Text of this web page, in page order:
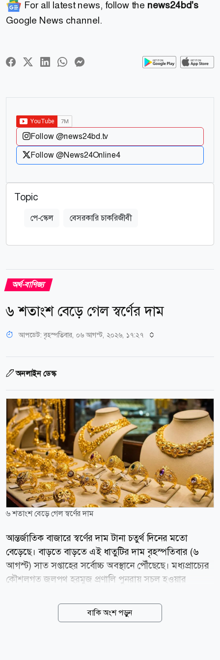
For all latest news, follow the news24bd's
Google News channel.
Follow @news24bd.tv
Follow @News24Online4
Topic
পে-স্কেল বেসরকারি চাকরিজীবী
অর্থ-বাণিজ্য
৬ শতাংশ বেড়ে গেল স্বর্ণের দাম
আপডেট: বৃহস্পতিবার, ০৬ আগস্ট, ২০২৬, ১৭:২৭
অনলাইন ডেস্ক
৬ শতাংশ বেড়ে গেল স্বর্ণের দাম
আন্তর্জাতিক বাজারে স্বর্ণের দাম টানা চতুর্থ দিনের মতো
বেড়েছে। বাড়তে বাড়তে এই ধাতুটির দাম বৃহস্পতিবার (৬
আগস্ট) সাত সপ্তাহের সর্বোচ্চ অবস্থানে পৌঁছেছে। মধ্যপ্রাচ্যের
কৌশলগত জলপথ হরমুজ প্রণালি পুনরায় সচল হওয়ার
যুক্তরাষ্ট্রে সুদের হার আরও বাড়ানোর আশঙ্কা কিছুটা কমেছে।
এর ইতিবাচক প্রভাব পড়েছে স্বর্ণের বাজারে। বার্তা সংস্থা
বাকি অংশ পড়ুন